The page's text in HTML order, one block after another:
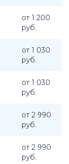
от 1 200
руб.
от 1 030
руб.
от 1 030
руб.
от 2 990
руб.
от 2 990
руб.